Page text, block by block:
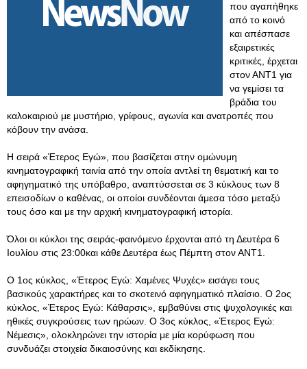
που αγαπήθηκε
από το κοινό
και απέσπασε
εξαιρετικές
κριτικές, έρχεται
στον ΑΝΤ1 για
να γεμίσει τα
βράδια του
καλοκαιριού με μυστήριο, γρίφους, αγωνία και ανατροπές που
κόβουν την ανάσα.
Η σειρά «Έτερος Εγώ», που βασίζεται στην ομώνυμη
κινηματογραφική ταινία από την οποία αντλεί τη θεματική και το
αφηγηματικό της υπόβαθρο, αναπτύσσεται σε 3 κύκλους των 8
επεισοδίων ο καθένας, οι οποίοι συνδέονται άμεσα τόσο μεταξύ
τους όσο και με την αρχική κινηματογραφική ιστορία.
Όλοι οι κύκλοι της σειράς-φαινόμενο έρχονται από τη Δευτέρα 6
Ιουλίου στις 23:00και κάθε Δευτέρα έως Πέμπτη στον ΑΝΤ1.
Ο 1ος κύκλος, «Έτερος Εγώ: Χαμένες Ψυχές» εισάγει τους
βασικούς χαρακτήρες και το σκοτεινό αφηγηματικό πλαίσιο. Ο 2ος
κύκλος, «Έτερος Εγώ: Κάθαρσις», εμβαθύνει στις ψυχολογικές και
ηθικές συγκρούσεις των ηρώων. Ο 3ος κύκλος, «Έτερος Εγώ:
Νέμεσις», ολοκληρώνει την ιστορία με μία κορύφωση που
συνδυάζει στοιχεία δικαιοσύνης και εκδίκησης.